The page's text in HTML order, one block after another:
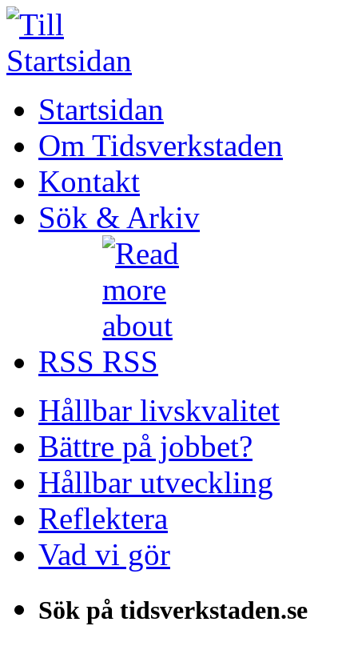
Startsidan
Om Tidsverkstaden
Kontakt
Sök & Arkiv
RSS
Hållbar livskvalitet
Bättre på jobbet?
Hållbar utveckling
Reflektera
Vad vi gör
Sök på tidsverkstaden.se